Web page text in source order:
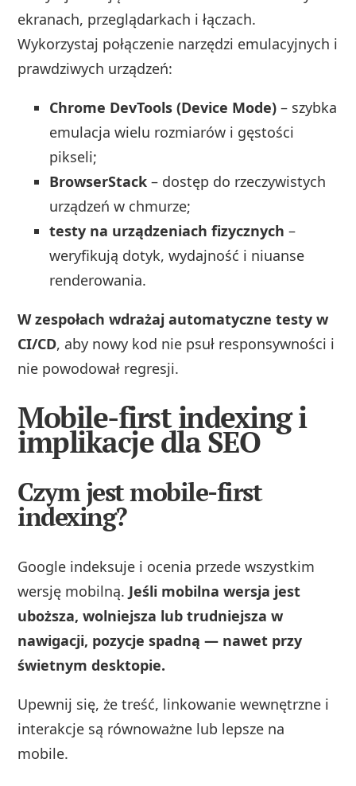
ekranach, przeglądarkach i łączach.
Wykorzystaj połączenie narzędzi emulacyjnych i
prawdziwych urządzeń:
Chrome DevTools (Device Mode) – szybka
emulacja wielu rozmiarów i gęstości
pikseli;
BrowserStack – dostęp do rzeczywistych
urządzeń w chmurze;
testy na urządzeniach fizycznych –
weryfikują dotyk, wydajność i niuanse
renderowania.
W zespołach wdrażaj automatyczne testy w
CI/CD, aby nowy kod nie psuł responsywności i
nie powodował regresji.
Mobile-first indexing i
implikacje dla SEO
Czym jest mobile-first
indexing?
Google indeksuje i ocenia przede wszystkim
wersję mobilną. Jeśli mobilna wersja jest
uboższa, wolniejsza lub trudniejsza w
nawigacji, pozycje spadną — nawet przy
świetnym desktopie.
Upewnij się, że treść, linkowanie wewnętrzne i
interakcje są równoważne lub lepsze na
mobile.